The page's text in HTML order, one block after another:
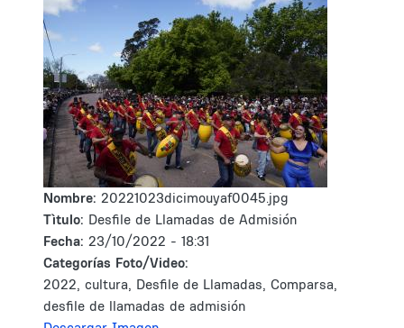
Nombre: 20221023dicimouyaf0045.jpg
Tìtulo: Desfile de Llamadas de Admisión
Fecha: 23/10/2022 - 18:31
Categorías Foto/Video:
2022, cultura, Desfile de Llamadas, Comparsa,
desfile de llamadas de admisión